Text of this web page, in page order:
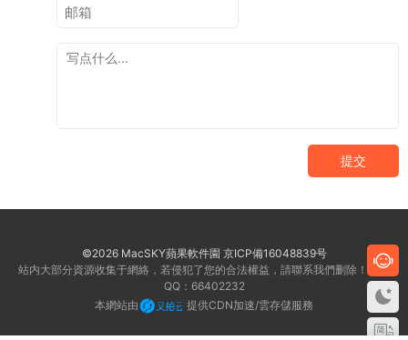
提交
©2026 MacSKY蘋果軟件園 京ICP備16048839号
站内大部分資源收集于網絡，若侵犯了您的合法權益，請聯系我們删除！客服
QQ：66402232
本網站由
提供CDN加速/雲存儲服務